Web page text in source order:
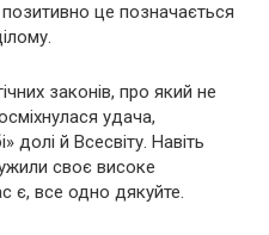
позитивно це позначається
законів, про який не
удача,
долі й Всесвіту. Навіть
своє високе
є, все одно дякуйте.